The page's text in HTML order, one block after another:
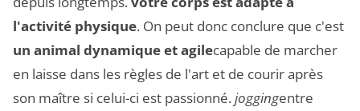
l'activité physique. On peut donc conclure que c'est
un animal dynamique et agilecapable de marcher
en laisse dans les règles de l'art et de courir après
son maître si celui-ci est passionné.joggingentre